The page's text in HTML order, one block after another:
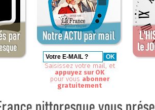
Saisissez votre mail, et
appuyez sur OK
pour vous abonner
gratuitement